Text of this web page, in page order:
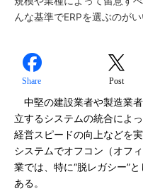
んな基準でERPを選ぶのがい
Share Post
中堅の建設業者や製造業
立するシステムの統合によ
経営スピードの向上などを
システムでオフコン（オフ
業では、特に“脱レガシー”
ある。